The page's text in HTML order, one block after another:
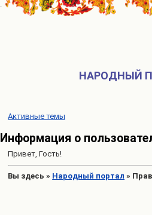
НАРОДНЫЙ
Активные темы
Информация о
Привет, Гость!
Вы здесь » Народный портал »